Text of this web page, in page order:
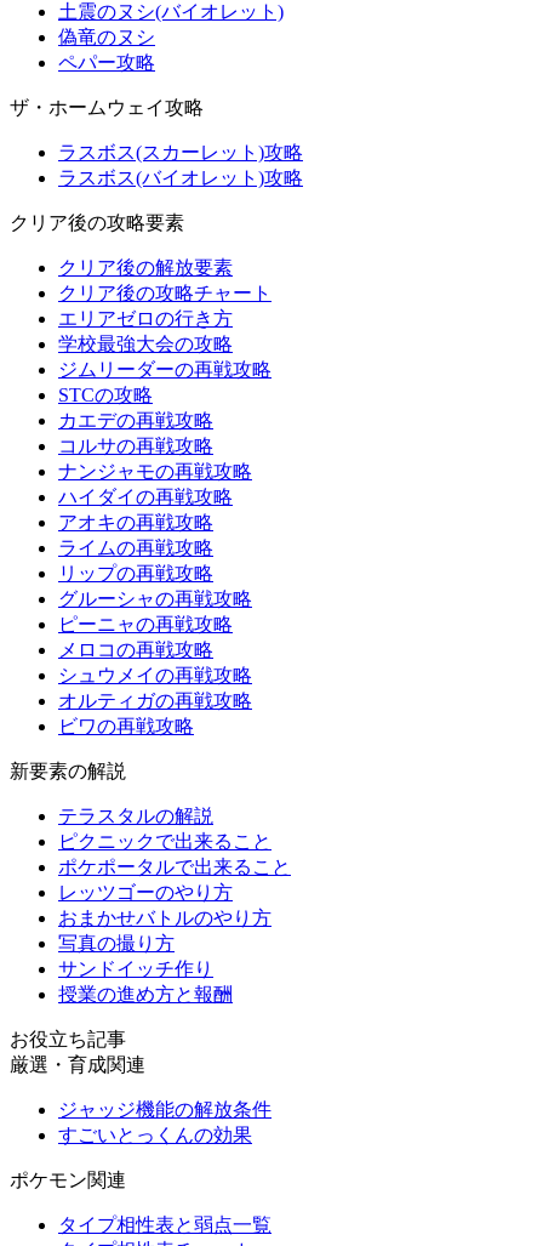
土震のヌシ(バイオレット)
偽竜のヌシ
ペパー攻略
ザ・ホームウェイ攻略
ラスボス(スカーレット)攻略
ラスボス(バイオレット)攻略
クリア後の攻略要素
クリア後の解放要素
クリア後の攻略チャート
エリアゼロの行き方
学校最強大会の攻略
ジムリーダーの再戦攻略
STCの攻略
カエデの再戦攻略
コルサの再戦攻略
ナンジャモの再戦攻略
ハイダイの再戦攻略
アオキの再戦攻略
ライムの再戦攻略
リップの再戦攻略
グルーシャの再戦攻略
ピーニャの再戦攻略
メロコの再戦攻略
シュウメイの再戦攻略
オルティガの再戦攻略
ビワの再戦攻略
新要素の解説
テラスタルの解説
ピクニックで出来ること
ポケポータルで出来ること
レッツゴーのやり方
おまかせバトルのやり方
写真の撮り方
サンドイッチ作り
授業の進め方と報酬
お役立ち記事
厳選・育成関連
ジャッジ機能の解放条件
すごいとっくんの効果
ポケモン関連
タイプ相性表と弱点一覧